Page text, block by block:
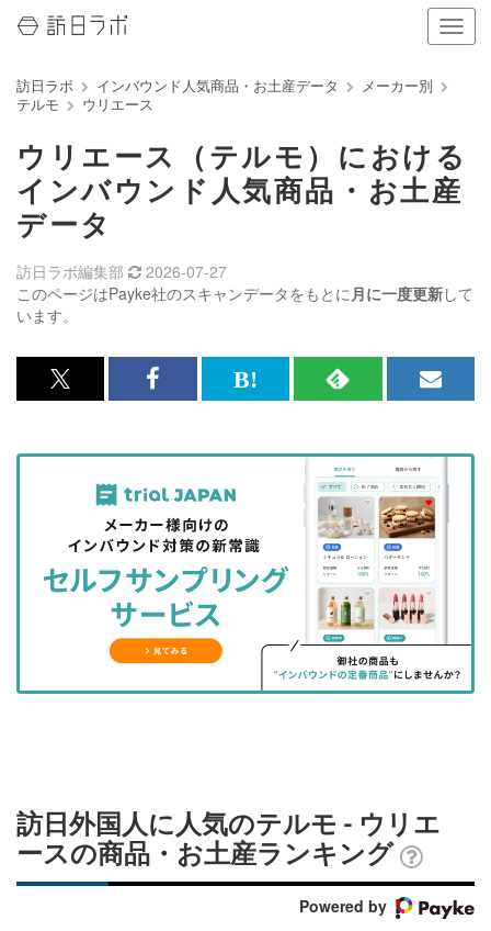
ナ
ビ
ン
の
表
り
る
訪日ラボ インバウンド人気商品・お土産データ
メーカー別
テルモ
ウリエース
ウリエース（テルモ）における
インバウンド人気商品・お土産
データ
このページはPayke社のスキャンデータをもとに月に一度更新して
います。
訪日ラボ編集部 2026-07-27
x<br>
記
を
シ
ェ
る
Facebook<br>
記
事
を
シ
ェ
ア
す
る
は
な
ッ
ク
マ
に
RSS
記
事
を
購
読
す
る
メ
マ
ガ
登
録
す
る
訪日外国人に人気のテルモ - ウリエ
ースの商品・お土産ランキング
Powered by